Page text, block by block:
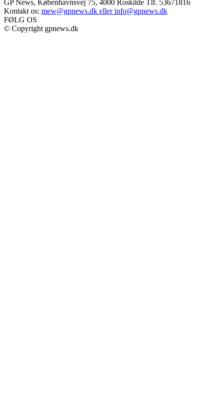
GP News, Københavnsvej 75, 4000 Roskilde Tlf. 53671816
Kontakt os: mew@gpnews.dk eller info@gpnews.dk
FØLG OS
© Copyright gpnews.dk